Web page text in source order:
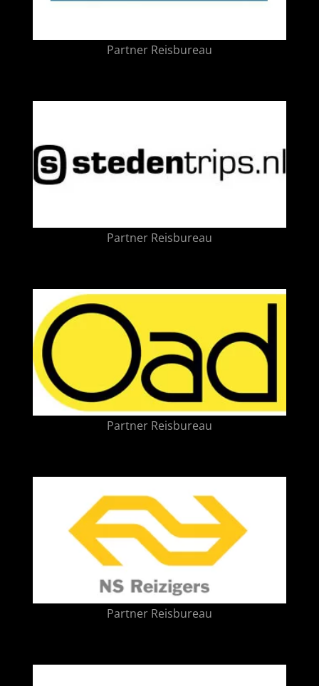
Partner Reisbureau
Partner Reisbureau
Partner Reisbureau
Partner Reisbureau